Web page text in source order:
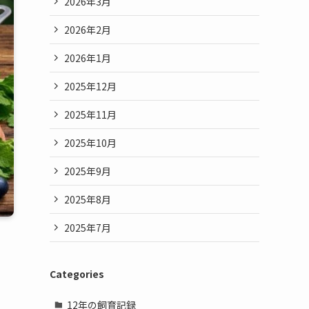
2026年2月
2026年1月
2025年12月
2025年11月
2025年10月
2025年9月
2025年8月
2025年7月
Categories
12年の飼育記録